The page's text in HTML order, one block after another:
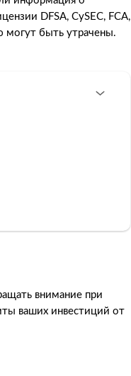
DFSA, CySEC, FCA,
могут быть утрачены.
внимание при
ваших инвестиций от